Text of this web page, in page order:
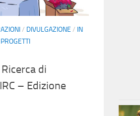
/ DIVULGAZIONE / IN
PROGETTI
di
– Edizione